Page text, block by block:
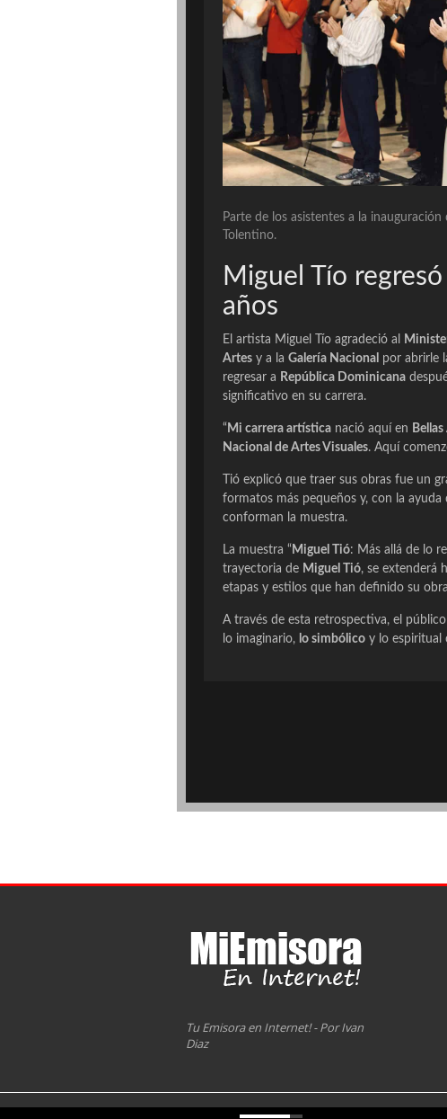
Parte de los asistentes a la
Tolentino.
Miguel Tío
años
El artista Miguel Tío agradeció al
Artes y a la Galería Nacional por abrirle
regresar a República Dominicana
significativo en su carrera.
“ Mi carrera artística nació aquí en
Nacional de Artes Visuales. Aquí
Tió explicó que traer sus obras fue un
formatos más pequeños y, con la ayuda
conforman la muestra.
La muestra “ Miguel Tió: Más allá de lo
trayectoria de Miguel Tió, se extenderá
etapas y estilos que han definido su
A través de esta retrospectiva, el
lo imaginario, lo simbólico y lo espiritual
Tu Emisora en Internet! - Por Ivan
Diaz